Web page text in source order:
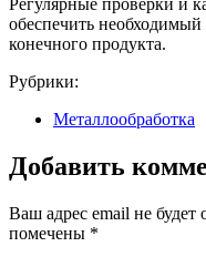
Регулярные проверки и
обеспечить необходимый
конечного продукта.
Рубрики:
Металлообработка
Добавить
Ваш адрес email не будет
помечены *